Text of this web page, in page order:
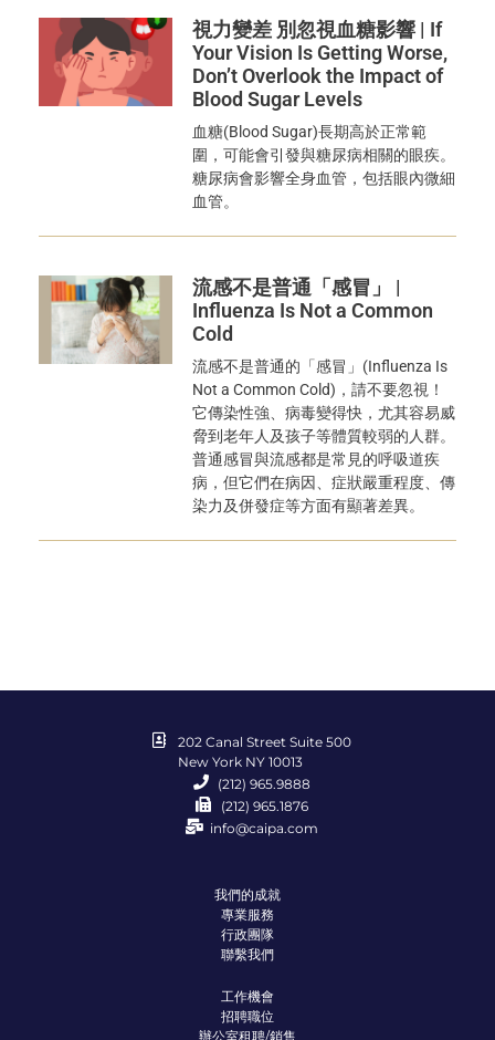
視力變差 別忽視血糖影響 | If
Your Vision Is Getting Worse,
Don’t Overlook the Impact of
Blood Sugar Levels
血糖(Blood Sugar)長期高於正常範
圍，可能會引發與糖尿病相關的眼疾。
糖尿病會影響全身血管，包括眼內微細
血管。
流感不是普通「感冒」 |
Influenza Is Not a Common
Cold
流感不是普通的「感冒」(Influenza Is
Not a Common Cold)，請不要忽視！
它傳染性強、病毒變得快，尤其容易威
脅到老年人及孩子等體質較弱的人群。
普通感冒與流感都是常見的呼吸道疾
病，但它們在病因、症狀嚴重程度、傳
染力及併發症等方面有顯著差異。
202 Canal Street Suite 500
New York NY 10013
(212) 965.9888
(212) 965.1876
info@caipa.com
我們的成就
專業服務
行政團隊
聯繫我們
工作機會
招聘職位
辦公室租聘/銷售